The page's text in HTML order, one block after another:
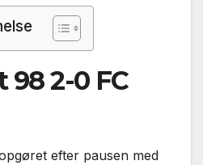
98 2-0 FC
efter pausen med